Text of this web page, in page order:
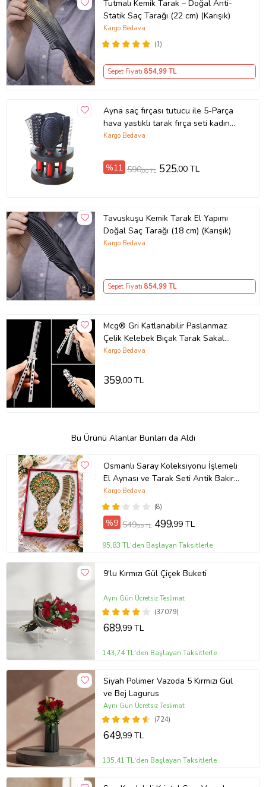
Tutmalı Kemik Tarak – Doğal Anti-
Statik Saç Tarağı (22 cm) (Karışık)
(1)
Kargo Bedava
Sepet Fiyatı 854,99 TL
Ayna saç fırçası tutucu ile 5-Parça
hava yastıklı tarak fırça seti kadın
erkek tarak kozmetik seti (Kırmızı)
Kargo Bedava
%11 590,00 TL 525,00 TL
Tavuskuşu Kemik Tarak El Yapımı
Doğal Saç Tarağı (18 cm) (Karışık)
Kargo Bedava
Sepet Fiyatı 854,99 TL
Mcg® Gri Katlanabilir Paslanmaz
Çelik Kelebek Bıçak Tarak Sakal
Bıyık Fırçası Profesyonel Saç Kesimi
Kargo Bedava
359,00 TL
Bu Ürünü Alanlar Bunları da Aldı
Osmanlı Saray Koleksiyonu İşlemeli
El Aynası ve Tarak Seti Antik Bakır
Taşlı Lüks Hediye Kutulu (Mavi -
Kahverengi)
(8)
Kargo Bedava
%9 549,99 TL 499,99 TL
95,83 TL'den Başlayan Taksitlerle
9'lu Kırmızı Gül Çiçek Buketi
(37079)
Aynı Gün Ücretsiz Teslimat
689,99 TL
143,74 TL'den Başlayan Taksitlerle
Siyah Polimer Vazoda 5 Kırmızı Gül
ve Bej Lagurus
(724)
Aynı Gün Ücretsiz Teslimat
649,99 TL
135,41 TL'den Başlayan Taksitlerle